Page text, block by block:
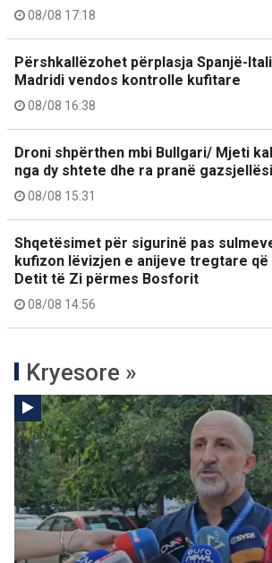
08/08 17:18
Përshkallëzohet përplasja Spanjë-
Madridi vendos kontrolle kufitare
08/08 16:38
Droni shpërthen mbi Bullgari/ Mjeti
nga dy shtete dhe ra pranë
08/08 15:31
Shqetësimet për sigurinë pas
kufizon lëvizjen e anijeve tregtare
Detit të Zi përmes Bosforit
08/08 14:56
Kryesore »